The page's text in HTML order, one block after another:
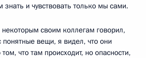
и чувствовать только мы сами.
некоторым своим коллегам говорил,
понятные вещи, я видел, что они
что там происходит, но опасности,